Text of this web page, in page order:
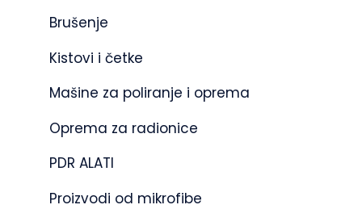
Brušenje
Kistovi i četke
Mašine za poliranje i oprema
Oprema za radionice
PDR ALATI
Proizvodi od mikrofibe